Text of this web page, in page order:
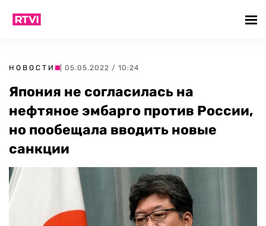
НОВОСТИ | 05.05.2022 / 10:24
Япония не согласилась на
нефтяное эмбарго против России,
но пообещала вводить новые
санкции